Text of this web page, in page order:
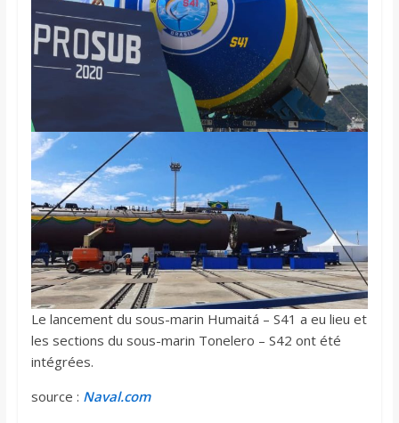
Le lancement du sous-marin Humaitá – S41 a eu lieu et
les sections du sous-marin Tonelero – S42 ont été
intégrées.
source : Naval.com